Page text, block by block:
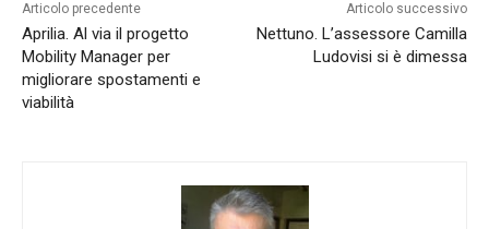
Articolo precedente
Aprilia. Al via il progetto
Mobility Manager per
migliorare spostamenti e
viabilità
Articolo successivo
Nettuno. L’assessore Camilla
Ludovisi si è dimessa